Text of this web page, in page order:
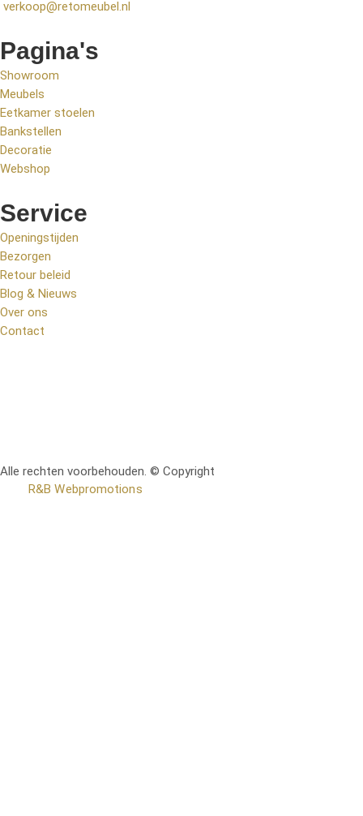
verkoop@retomeubel.nl
Pagina's
Showroom
Meubels
Eetkamer stoelen
Bankstellen
Decoratie
Webshop
Service
Openingstijden
Bezorgen
Retour beleid
Blog & Nieuws
Over ons
Contact
Alle rechten voorbehouden. © Copyright
R&B Webpromotions